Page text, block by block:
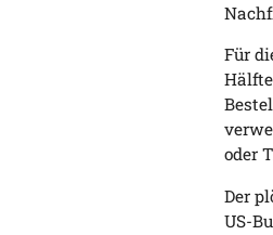
Für
oder
Der
US-